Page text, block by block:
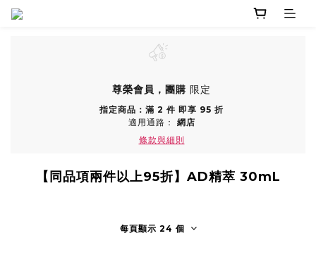
尊榮會員，團購 限定
指定商品：滿 2 件 即享 95 折
適用通路： 網店
條款與細則
【同品項兩件以上95折】AD精萃 30mL
每頁顯示 24 個